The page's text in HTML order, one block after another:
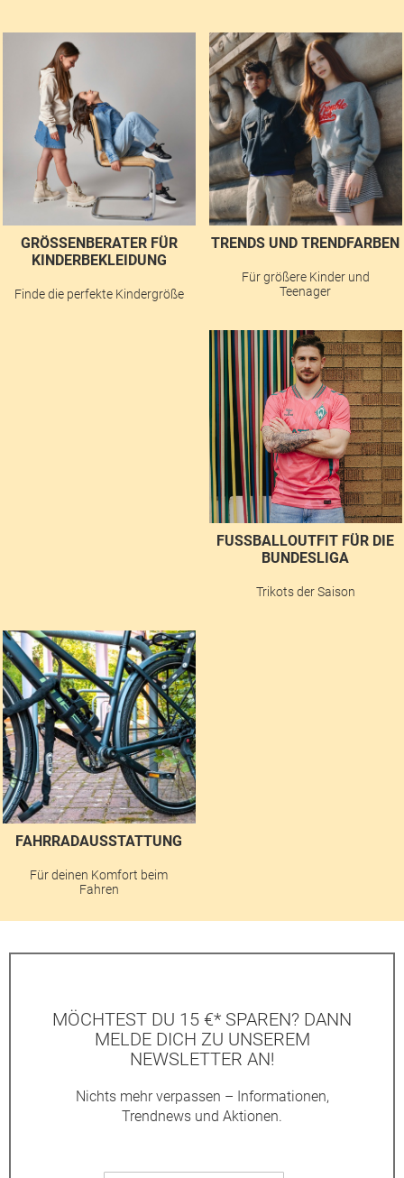
GRÖSSENBERATER FÜR K
INDERBEKLEIDUNG
Finde die perfekte Kindergröße
TRENDS UND TRENDFARBEN
Für größere Kinder und
Teenager
FUSSBALLOUTFIT FÜR DIE B
UNDESLIGA
Trikots der Saison
FAHRRADAUSSTATTUNG
Für deinen Komfort beim
Fahren
MÖCHTEST DU 15 €* SPAREN? DANN
MELDE DICH ZU UNSEREM
NEWSLETTER AN!
Nichts mehr verpassen – Informationen,
Trendnews und Aktionen.